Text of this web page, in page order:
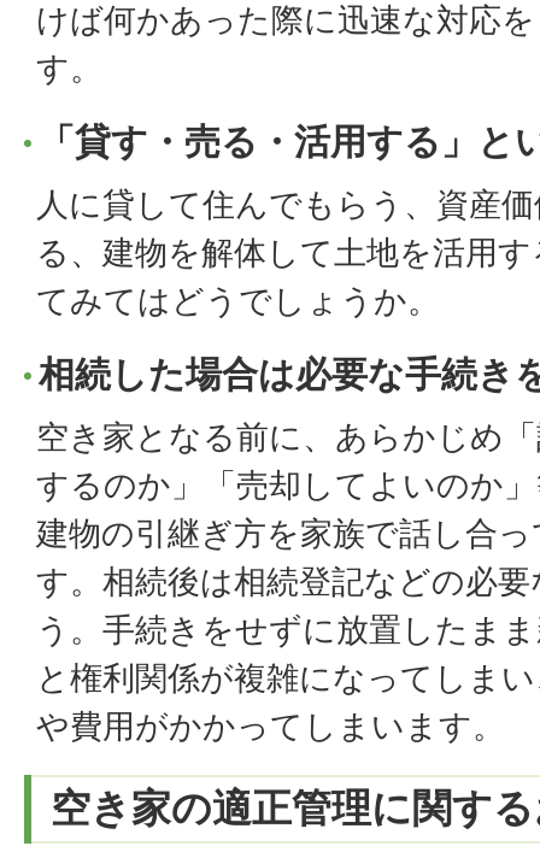
けば何かあった際に迅速な対応
す。
「貸す・売る・活用する」
人に貸して住んでもらう、資産
る、建物を解体して土地を活用
てみてはどうでしょうか。
相続した場合は必要な手続き
空き家となる前に、あらかじめ
するのか」「売却してよいのか
建物の引継ぎ方を家族で話し合
す。相続後は相続登記などの必
う。手続きをせずに放置したま
と権利関係が複雑になってしま
や費用がかかってしまいます。
空き家の適正管理に関す